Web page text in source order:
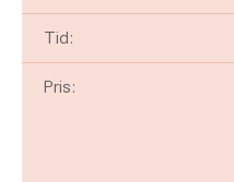
Tid:
Pris: